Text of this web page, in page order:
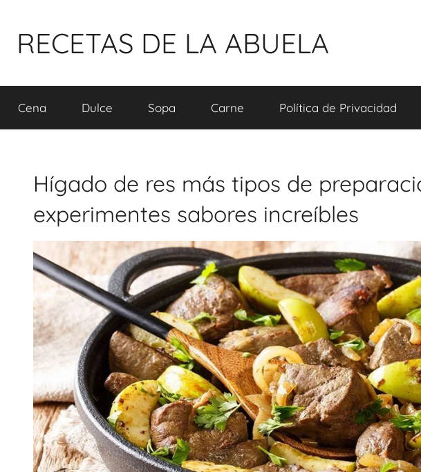
RECETAS DE LA ABUELA
Cena Dulce Sopa Carne Política de Privacidad
Hígado de res más tipos de
experimentes sabores increíbles